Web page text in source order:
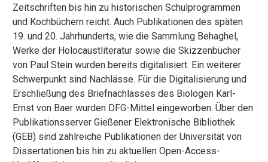
Zeitschriften bis hin zu historischen Schulprogrammen
und Kochbüchern reicht. Auch Publikationen des späten
19. und 20. Jahrhunderts, wie die Sammlung Behaghel,
Werke der Holocaustliteratur sowie die Skizzenbücher
von Paul Stein wurden bereits digitalisiert. Ein weiterer
Schwerpunkt sind Nachlässe. Für die Digitalisierung und
Erschließung des Briefnachlasses des Biologen Karl-
Ernst von Baer wurden DFG-Mittel eingeworben. Über den
Publikationsserver Gießener Elektronische Bibliothek
(GEB) sind zahlreiche Publikationen der Universität von
Dissertationen bis hin zu aktuellen Open-Access-